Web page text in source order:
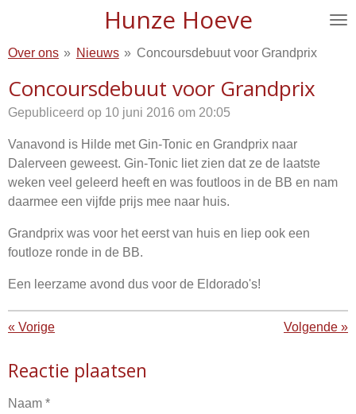
naar
hoofdinhoud
Hunze Hoeve
Over ons » Nieuws » Concoursdebuut voor Grandprix
Concoursdebuut voor Grandprix
Gepubliceerd op 10 juni 2016 om 20:05
Vanavond is Hilde met Gin-Tonic en Grandprix naar
Dalerveen geweest. Gin-Tonic liet zien dat ze de laatste
weken veel geleerd heeft en was foutloos in de BB en nam
daarmee een vijfde prijs mee naar huis.
Grandprix was voor het eerst van huis en liep ook een
foutloze ronde in de BB.
Een leerzame avond dus voor de Eldorado's!
« Vorige Volgende »
Reactie plaatsen
Naam *